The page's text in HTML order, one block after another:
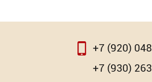
+7 (920)
+7 (930)